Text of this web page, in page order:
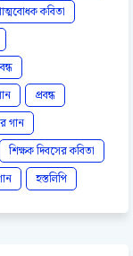
কবিতা
প্রবন্ধ
গান
শিক্ষক দিবসের কবিতা
হস্তলিপি